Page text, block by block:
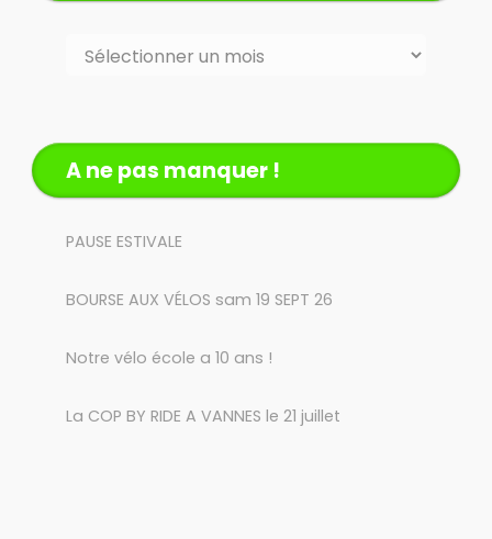
Archives
A ne pas manquer !
PAUSE ESTIVALE
BOURSE AUX VÉLOS sam 19 SEPT 26
Notre vélo école a 10 ans !
La COP BY RIDE A VANNES le 21 juillet